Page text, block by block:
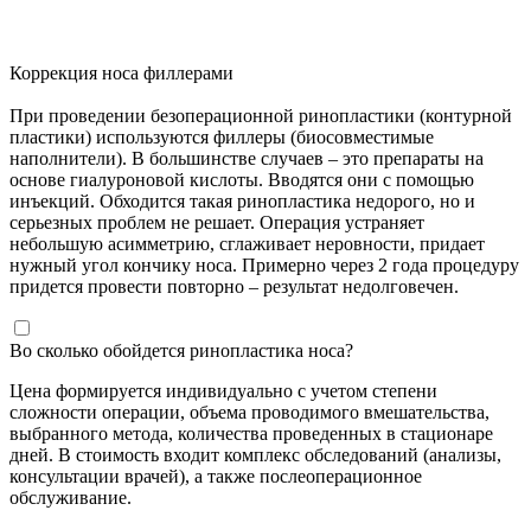
Коррекция носа филлерами
При проведении безоперационной ринопластики (контурной
пластики) используются филлеры (биосовместимые
наполнители). В большинстве случаев – это препараты на
основе гиалуроновой кислоты. Вводятся они с помощью
инъекций. Обходится такая ринопластика недорого, но и
серьезных проблем не решает. Операция устраняет
небольшую асимметрию, сглаживает неровности, придает
нужный угол кончику носа. Примерно через 2 года процедуру
придется провести повторно – результат недолговечен.
Во сколько обойдется ринопластика носа?
Цена формируется индивидуально с учетом степени
сложности операции, объема проводимого вмешательства,
выбранного метода, количества проведенных в стационаре
дней. В стоимость входит комплекс обследований (анализы,
консультации врачей), а также послеоперационное
обслуживание.